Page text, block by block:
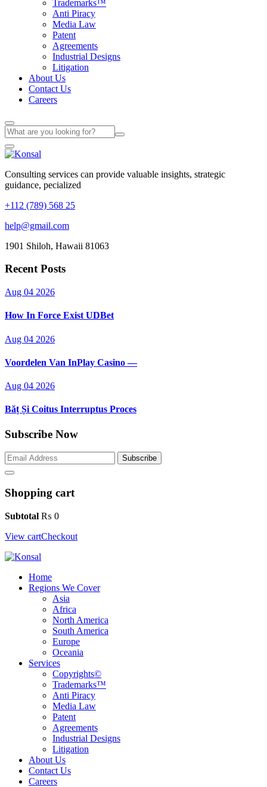
Trademarks™
Anti Piracy
Media Law
Patent
Agreements
Industrial Designs
Litigation
About Us
Contact Us
Careers
Consulting services can provide valuable insights, strategic
guidance, pecialized
+112 (789) 568 25
help@gmail.com
1901 Shiloh, Hawaii 81063
Recent Posts
Aug 04 2026
How In Force Exist UDBet
Aug 04 2026
Voordelen Van InPlay Casino —
Aug 04 2026
Băț Și Coitus Interruptus Proces
Subscribe Now
Subscribe
Shopping cart
Subtotal ₨ 0
View cartCheckout
Home
Regions We Cover
Asia
Africa
North America
South America
Europe
Oceania
Services
Copyrights©
Trademarks™
Anti Piracy
Media Law
Patent
Agreements
Industrial Designs
Litigation
About Us
Contact Us
Careers